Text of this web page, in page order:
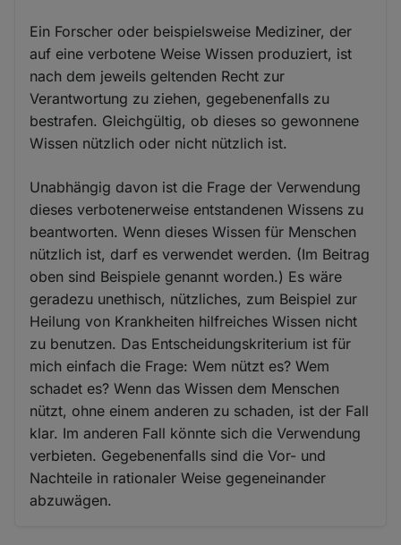
Ein Forscher oder beispielsweise Mediziner, der
auf eine verbotene Weise Wissen produziert, ist
nach dem jeweils geltenden Recht zur
Verantwortung zu ziehen, gegebenenfalls zu
bestrafen. Gleichgültig, ob dieses so gewonnene
Wissen nützlich oder nicht nützlich ist.
Unabhängig davon ist die Frage der Verwendung
dieses verbotenerweise entstandenen Wissens zu
beantworten. Wenn dieses Wissen für Menschen
nützlich ist, darf es verwendet werden. (Im Beitrag
oben sind Beispiele genannt worden.) Es wäre
geradezu unethisch, nützliches, zum Beispiel zur
Heilung von Krankheiten hilfreiches Wissen nicht
zu benutzen. Das Entscheidungskriterium ist für
mich einfach die Frage: Wem nützt es? Wem
schadet es? Wenn das Wissen dem Menschen
nützt, ohne einem anderen zu schaden, ist der Fall
klar. Im anderen Fall könnte sich die Verwendung
verbieten. Gegebenenfalls sind die Vor- und
Nachteile in rationaler Weise gegeneinander
abzuwägen.